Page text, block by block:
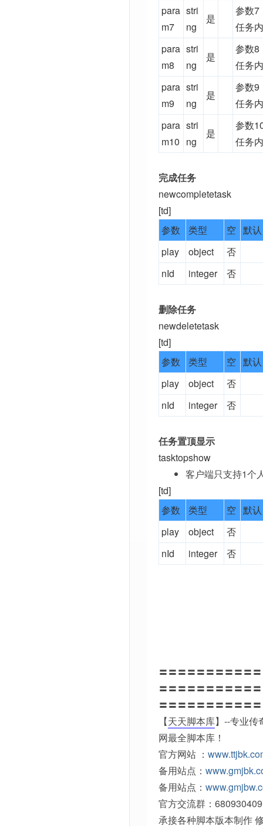
para
m7
stri
ng
是
参数7
任务
para
m8
stri
ng
是
参数8
任务
para
m9
stri
ng
是
参数9
任务
para
m10
stri
ng
是
参数
任务
完成任务
newcompletetask
[td]
参数
类型 空 默认
play
object
否
nId
integer 否
删除任务
newdeletetask
[td]
参数
类型 空 默认
play
object
否
nId
integer 否
任务置顶显示
tasktopshow
客户端只支持1个
[td]
参数
类型 空 默认
play
object
否
nId
integer 否
〓〓〓〓〓〓〓〓〓〓
〓〓〓〓〓〓〓〓〓〓
〓〓〓〓〓〓〓〓〓〓
【天天脚本库】--专业传
网最全脚本库！
官方网站 ：
备用站点：
备用站点：
官方交流群：680930409
承接各种脚本版本制作